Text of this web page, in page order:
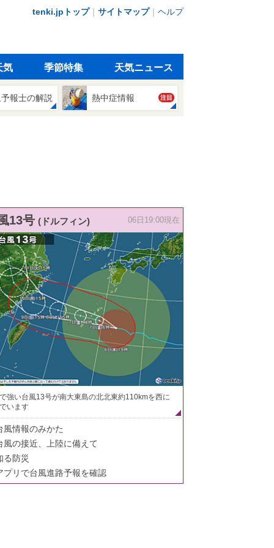
tenki.jpトップ｜ サイトマップ｜ ヘルプ
気 季節特集 天気ニュース
報士の解説 熱中症情報 注目
13号 (ドルフィン) 06日19:00現在
強い台風13号が南大東島の北北東約110kmを西に
います
風情報のみかた
風の接近、上陸に備えて
る防災
プリで台風進路予報を確認